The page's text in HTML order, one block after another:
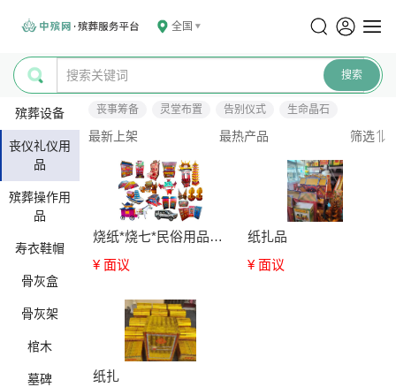
全国
殡葬设备
丧仪礼仪用
品
殡葬操作用
品
寿衣鞋帽
骨灰盒
骨灰架
棺木
墓碑
丧事筹备 灵堂布置 告别仪式 生命晶石
最新上架 最热产品 筛选
烧纸*烧七*民俗用品咨询
¥ 面议
纸扎品
¥ 面议
纸扎